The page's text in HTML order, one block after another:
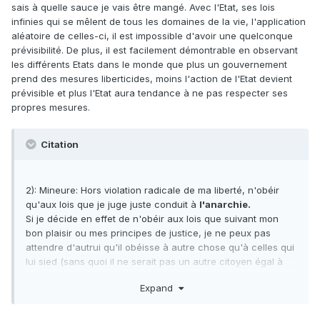
me garantit les meilleures chances d'être libre,
l'accoutumance d'autrui à l'obéissance à la Loi parce que
c'est la Loi me permettant de lui faire suivre des principes
de justice qu'il conteste lorsque je parviens à faire
respecter les lois que je juge juste.
CQFD.
intuitive, mais les alternatives sont soient de délier
complètement l'individu de l'obéissance envers la loi
de Locke et Mises en faisant de la désobéissance légale et
de la résistance armée unultima ratio(Mises utilise le
terme), ce qui exclut bien d'y recourir à chaque fois qu'on
se trouve victime d'une loi débile ou d'un degré modéré
d'oppression (ce qui est plus ou moins toujours le cas,
historiquement parlant).
Post-scriptum: je peux aussi admettre qu'on puisse
sais à quelle sauce je vais être mangé. Avec l'Etat, ses lois
infinies qui se mêlent de tous les domaines de la vie, l'application
aléatoire de celles-ci, il est impossible d'avoir une quelconque
prévisibilité. De plus, il est facilement démontrable en observant
les différents Etats dans le monde que plus un gouvernement
prend des mesures liberticides, moins l'action de l'Etat devient
prévisible et plus l'Etat aura tendance à ne pas respecter ses
propres mesures.
Citation
2): Mineure: Hors violation radicale de ma liberté, n'obéir
qu'aux lois que je juge juste conduit à l'anarchie.
Si je décide en effet de n'obéir aux lois que suivant mon
bon plaisir ou mes principes de justice, je ne peux pas
attendre d'autrui qu'il obéisse à autre chose qu'à celles qui
lui sied (sans quoi il ne serait pas un autre citoyen égal à
toute société est traversée de divergences d'opinions
Expand